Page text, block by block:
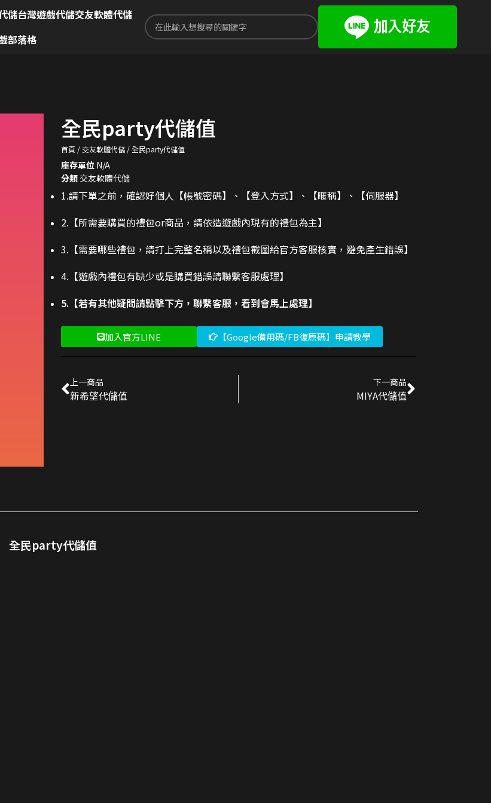
儲台灣遊戲代儲交友軟體代儲
部落格
全民party代儲值
首頁 交友軟體代儲 全民party代儲值
庫存單位 N/A
分類 交友軟體代儲
1.請下單之前，確認好個人【帳號密碼】、【登入方式】、【暱稱】、【伺服器】
2. 【所需要購買的禮包or商品，請依造遊戲內現有的禮包為主】
3. 【需要哪些禮包，請打上完整名稱以及禮包截圖給官方客服核實，避免產生錯誤】
4.【遊戲內禮包有缺少或是購買錯誤請聯繫客服處理】
5.【若有其他疑問請點擊下方，聯繫客服，看到會馬上處理】
加入官方LINE 【Google備用碼/FB復原碼】申請教學
上一商品
新希望代儲值
下一商品
MIYA代儲值
全民party代儲值